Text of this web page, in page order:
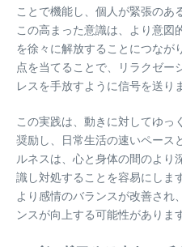
ことで機能し、個人が緊張のあ
この高まった意識は、より意図
を徐々に解放することにつなが
点を当てることで、リラクゼー
レスを手放すように信号を送り
この実践は、動きに対してゆっ
奨励し、日常生活の速いペース
ルネスは、心と身体の間のより
識し対処することを容易にしま
より感情のバランスが改善され
ンスが向上する可能性があります